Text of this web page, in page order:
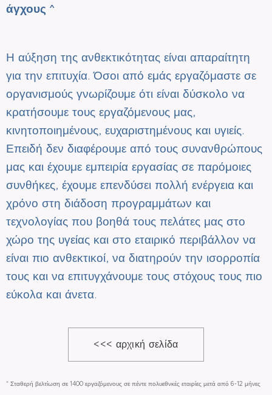
άγχους ^
Η αύξηση της ανθεκτικότητας είναι απαραίτητη
για την επιτυχία. Όσοι από εμάς εργαζόμαστε σε
οργανισμούς γνωρίζουμε ότι είναι δύσκολο να
κρατήσουμε τους εργαζόμενους μας,
κινητοποιημένους, ευχαριστημένους και υγιείς.
Επειδή δεν διαφέρουμε από τους συνανθρώπους
μας και έχουμε εμπειρία εργασίας σε παρόμοιες
συνθήκες, έχουμε επενδύσει πολλή ενέργεια και
χρόνο στη διάδοση προγραμμάτων και
τεχνολογίας που βοηθά τους πελάτες μας στο
χώρο της υγείας και στο εταιρικό περιβάλλον να
είναι πιο ανθεκτικοί, να διατηρούν την ισορροπία
τους και να επιτυγχάνουμε τους στόχους τους πιο
εύκολα και άνετα.
<<< αρχική σελίδα
* Σταθερή βελτίωση σε 1400 εργαζόμενους σε πέντε πολυεθνκές εταιρίες μετά από 6-12 μήνες